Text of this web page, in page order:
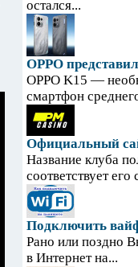
остался...
OPPO
OPPO K15 —
смартфон
Официальный
Название клуба
соответствует его
Подключить
Рано или поздно
в Интернет на...